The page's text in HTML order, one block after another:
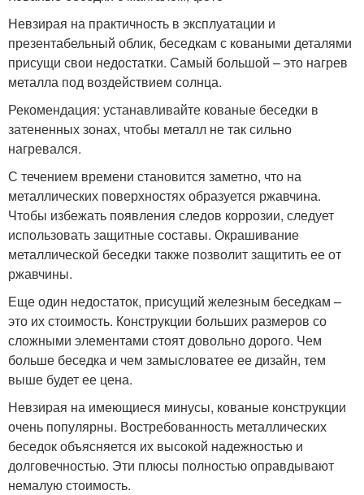
Невзирая на практичность в эксплуатации и
презентабельный облик, беседкам с коваными деталями
присущи свои недостатки. Самый большой – это нагрев
металла под воздействием солнца.
Рекомендация: устанавливайте кованые беседки в
затененных зонах, чтобы металл не так сильно
нагревался.
С течением времени становится заметно, что на
металлических поверхностях образуется ржавчина.
Чтобы избежать появления следов коррозии, следует
использовать защитные составы. Окрашивание
металлической беседки также позволит защитить ее от
ржавчины.
Еще один недостаток, присущий железным беседкам –
это их стоимость. Конструкции больших размеров со
сложными элементами стоят довольно дорого. Чем
больше беседка и чем замысловатее ее дизайн, тем
выше будет ее цена.
Невзирая на имеющиеся минусы, кованые конструкции
очень популярны. Востребованность металлических
беседок объясняется их высокой надежностью и
долговечностью. Эти плюсы полностью оправдывают
немалую стоимость.